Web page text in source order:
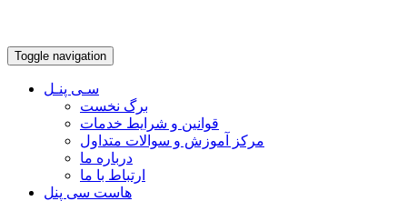
Toggle navigation
سـی پنـل
برگ نخست
قوانین و شرایط خدمات
مرکز آموزش و سوالات متداول
درباره ما
ارتباط با ما
هاست سی پنل